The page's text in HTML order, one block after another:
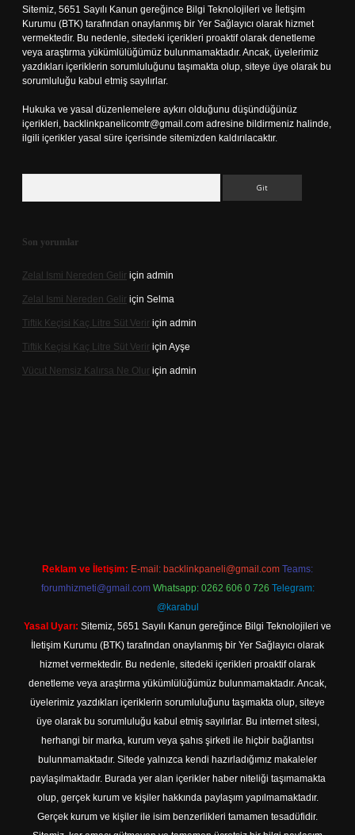
Sitemiz, 5651 Sayılı Kanun gereğince Bilgi Teknolojileri ve İletişim
Kurumu (BTK) tarafından onaylanmış bir Yer Sağlayıcı olarak hizmet
vermektedir. Bu nedenle, sitedeki içerikleri proaktif olarak denetleme
veya araştırma yükümlülüğümüz bulunmamaktadır. Ancak, üyelerimiz
yazdıkları içeriklerin sorumluluğunu taşımakta olup, siteye üye olarak bu
sorumluluğu kabul etmiş sayılırlar.
Hukuka ve yasal düzenlemelere aykırı olduğunu düşündüğünüz
içerikleri, backlinkpanelicomtr@gmail.com adresine bildirmeniz halinde,
ilgili içerikler yasal süre içerisinde sitemizden kaldırılacaktır.
Son yorumlar
Zelal Ismi Nereden Gelir için admin
Zelal Ismi Nereden Gelir için Selma
Tiftik Keçisi Kaç Litre Süt Verir için admin
Tiftik Keçisi Kaç Litre Süt Verir için Ayşe
Vücut Nemsiz Kalırsa Ne Olur için admin
Reklam ve İletişim: E-mail: backlinkpaneli@gmail.com Teams:
forumhizmeti@gmail.com Whatsapp: 0262 606 0 726 Telegram:
@karabul
Yasal Uyarı: Sitemiz, 5651 Sayılı Kanun gereğince Bilgi Teknolojileri ve
İletişim Kurumu (BTK) tarafından onaylanmış bir Yer Sağlayıcı olarak
hizmet vermektedir. Bu nedenle, sitedeki içerikleri proaktif olarak
denetleme veya araştırma yükümlülüğümüz bulunmamaktadır. Ancak,
üyelerimiz yazdıkları içeriklerin sorumluluğunu taşımakta olup, siteye
üye olarak bu sorumluluğu kabul etmiş sayılırlar. Bu internet sitesi,
herhangi bir marka, kurum veya şahıs şirketi ile hiçbir bağlantısı
bulunmamaktadır. Sitede yalnızca kendi hazırladığımız makaleler
paylaşılmaktadır. Burada yer alan içerikler haber niteliği taşımamakta
olup, gerçek kurum ve kişiler hakkında paylaşım yapılmamaktadır.
Gerçek kurum ve kişiler ile isim benzerlikleri tamamen tesadüfidir.